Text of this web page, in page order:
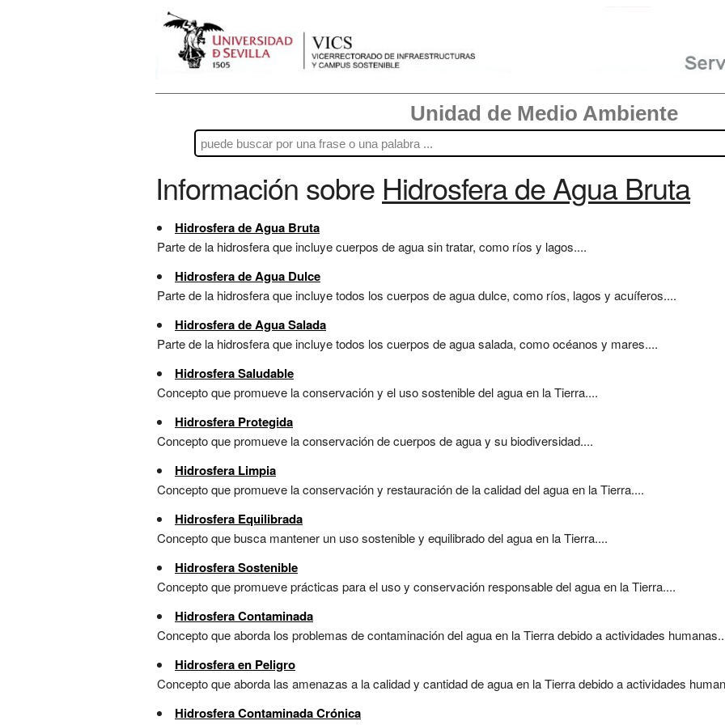
Unidad de Medio Ambiente
Información sobre Hidrosfera de Agua Bruta
Hidrosfera de Agua Bruta
Parte de la hidrosfera que incluye cuerpos de agua sin tratar, como ríos y lagos....
Hidrosfera de Agua Dulce
Parte de la hidrosfera que incluye todos los cuerpos de agua dulce, como ríos, lagos y acuíferos....
Hidrosfera de Agua Salada
Parte de la hidrosfera que incluye todos los cuerpos de agua salada, como océanos y mares....
Hidrosfera Saludable
Concepto que promueve la conservación y el uso sostenible del agua en la Tierra....
Hidrosfera Protegida
Concepto que promueve la conservación de cuerpos de agua y su biodiversidad....
Hidrosfera Limpia
Concepto que promueve la conservación y restauración de la calidad del agua en la Tierra....
Hidrosfera Equilibrada
Concepto que busca mantener un uso sostenible y equilibrado del agua en la Tierra....
Hidrosfera Sostenible
Concepto que promueve prácticas para el uso y conservación responsable del agua en la Tierra....
Hidrosfera Contaminada
Concepto que aborda los problemas de contaminación del agua en la Tierra debido a actividades
Hidrosfera en Peligro
Concepto que aborda las amenazas a la calidad y cantidad de agua en la Tierra debido a actividades
Hidrosfera Contaminada Crónica